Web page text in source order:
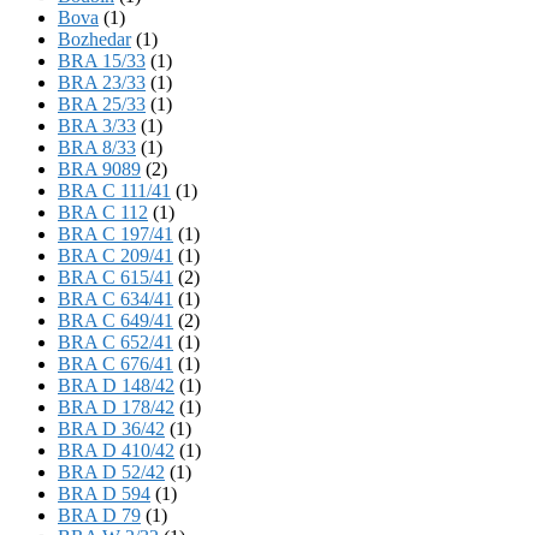
Bova (1)
Bozhedar(1)
BRA 15/33 (1)
BRA 23/33 (1)
BRA 25/33 (1)
BRA 3/33 (1)
BRA 8/33 (1)
BRA 9089 (2)
BRA C 111/41 (1)
BRA C 112 (1)
BRA C 197/41 (1)
BRA C 209/41 (1)
BRA C 615/41 (2)
BRA C 634/41 (1)
BRA C 649/41 (2)
BRA C 652/41 (1)
BRA C 676/41 (1)
BRA D 148/42 (1)
BRA D 178/42 (1)
BRA D 36/42 (1)
BRA D 410/42 (1)
BRA D 52/42 (1)
BRA D 594 (1)
BRA D 79 (1)